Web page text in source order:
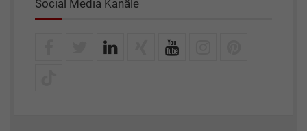
Social Media Kanäle